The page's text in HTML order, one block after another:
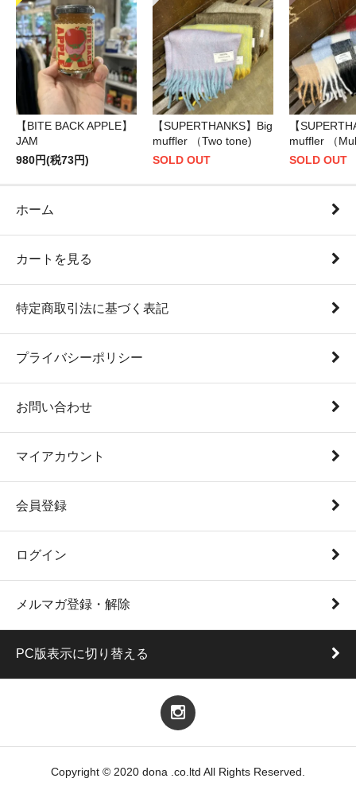
【BITE BACK APPLE】
JAM
980円(税73円)
【SUPERTHANKS】Big
muffler （Two tone)
SOLD OUT
【
muffler （
SOLD OUT
ホーム
カートを見る
特定商取引法に基づく表記
プライバシーポリシー
お問い合わせ
マイアカウント
会員登録
ログイン
メルマガ登録・解除
PC版表示に切り替える
Copyright © 2020 dona .co.ltd All Rights Reserved.